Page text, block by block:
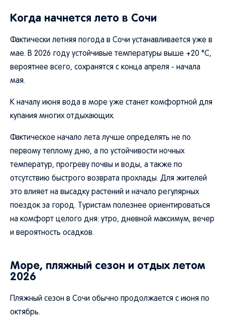
Когда начнется лето в Сочи
Фактически летняя погода в Сочи устанавливается уже в
мае. В 2026 году устойчивые температуры выше +20 °C,
вероятнее всего, сохранятся с конца апреля - начала
мая.
К началу июня вода в море уже станет комфортной для
купания многих отдыхающих.
Фактическое начало лета лучше определять не по
первому теплому дню, а по устойчивости ночных
температур, прогреву почвы и воды, а также по
отсутствию быстрого возврата прохлады. Для жителей
это влияет на высадку растений и начало регулярных
поездок за город. Туристам полезнее ориентироваться
на комфорт целого дня: утро, дневной максимум, вечер
и вероятность осадков.
Море, пляжный сезон и отдых летом
2026
Пляжный сезон в Сочи обычно продолжается с июня по
октябрь.